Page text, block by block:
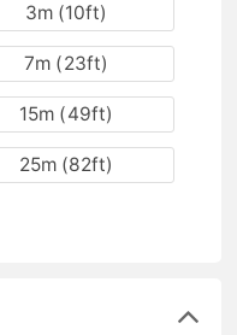
3m (10ft)
7m (23ft)
15m (49ft)
25m (82ft)